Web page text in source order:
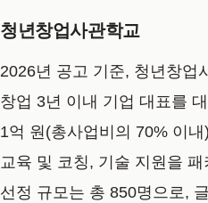
청년창업사관학교
2026년 공고 기준, 청년창업
창업 3년 이내 기업 대표를
1억 원(총사업비의 70% 이
교육 및 코칭, 기술 지원을
선정 규모는 총 850명으로,